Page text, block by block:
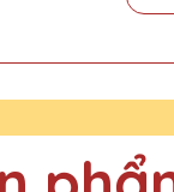
Pha Lê QTG và